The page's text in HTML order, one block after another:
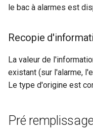
le bac à alarmes est
Recopie
La valeur de
existant (sur l'alarme,
Le type d'origine est
Pré